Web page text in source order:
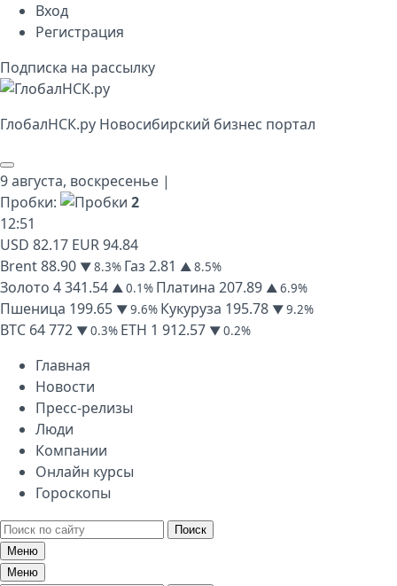
Вход
Регистрация
Подписка на рассылку
ГлобалНСК.py Новосибирский бизнес портал
9 августа, воскресенье |
Пробки:
2
12:51
USD 82.17 EUR94.84
Brent88.90 ▼ 8.3% Газ 2.81 ▲ 8.5%
Золото 4 341.54 ▲ 0.1% Платина 207.89 ▲ 6.9%
Пшеница 199.65 ▼ 9.6% Кукуруза 195.78 ▼ 9.2%
BTC 64 772 ▼ 0.3% ETH 1 912.57 ▼ 0.2%
Главная
Новости
Пресс-релизы
Люди
Компании
Онлайн курсы
Гороскопы
Поиск
Меню
Меню